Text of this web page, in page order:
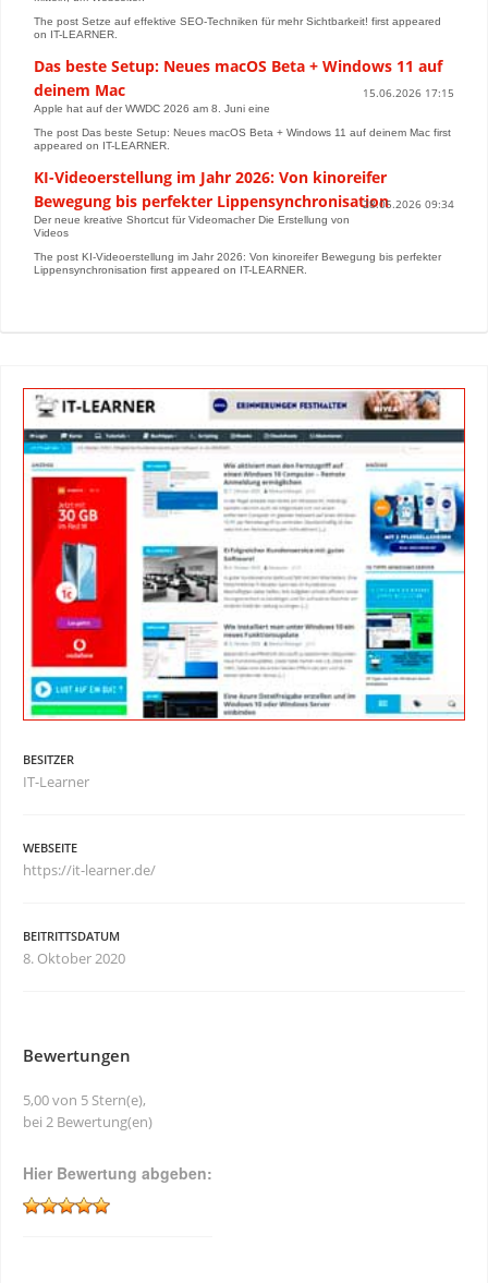
The post Setze auf effektive SEO-Techniken für mehr Sichtbarkeit! first appeared
on IT-LEARNER.
Das beste Setup: Neues macOS Beta + Windows 11 auf
deinem Mac
15.06.2026 17:15
Apple hat auf der WWDC 2026 am 8. Juni eine
The post Das beste Setup: Neues macOS Beta + Windows 11 auf deinem Mac first
appeared on IT-LEARNER.
KI-Videoerstellung im Jahr 2026: Von kinoreifer
Bewegung bis perfekter Lippensynchronisation28.05.2026 09:34
Der neue kreative Shortcut für Videomacher Die Erstellung von
Videos
The post KI-Videoerstellung im Jahr 2026: Von kinoreifer Bewegung bis perfekter
Lippensynchronisation first appeared on IT-LEARNER.
BESITZER
IT-Learner
WEBSEITE
https://it-learner.de/
BEITRITTSDATUM
8. Oktober 2020
Bewertungen
5,00 von 5 Stern(e),
bei 2 Bewertung(en)
Hier Bewertung abgeben: